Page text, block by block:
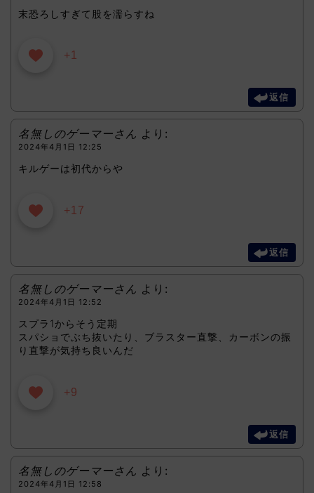
末恐ろしすぎて股を濡らすね
+1
返信
名無しのゲーマーさん より:
2024年4月1日 12:25
キルゲーは初代からや
+17
返信
名無しのゲーマーさん より:
2024年4月1日 12:52
スプラ1からそう定期
スパショでぶち抜いたり、ブラスター直撃、カーボンの振
り直撃が気持ち良いんだ
+9
返信
名無しのゲーマーさん より:
2024年4月1日 12:58